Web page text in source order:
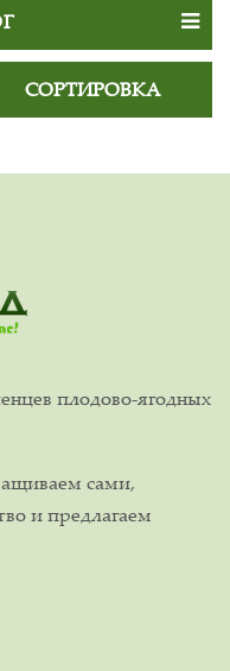
СОРТИРОВКА
плодово-ягодных
сами,
и предлагаем